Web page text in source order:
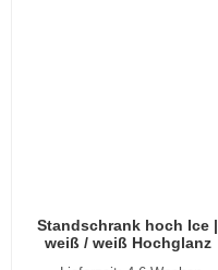
Standschrank hoch Ice |
weiß / weiß Hochglanz